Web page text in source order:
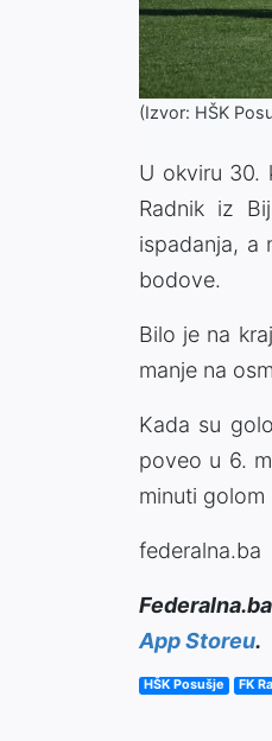
(Izvor: HŠK
U okviru 30.
Radnik iz
ispadanja, a
bodove.
Bilo je na
manje na
Kada su
poveo u 6.
minuti
federalna.ba
App Storeu.
HŠK Posušje FK